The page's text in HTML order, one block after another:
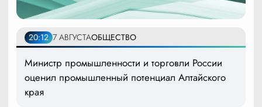
20:12 7 АВГУСТАОБЩЕСТВО
Министр промышленности и торговли России
оценил промышленный потенциал Алтайского
края